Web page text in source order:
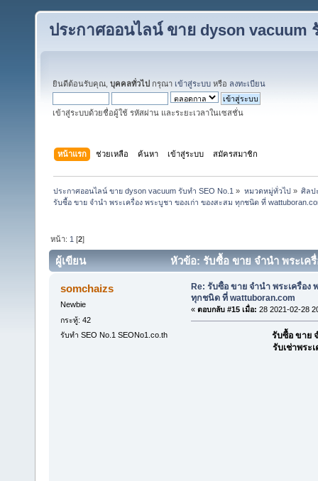
ประกาศออนไลน์ ขาย dyson vacuum
ยินดีต้อนรับคุณ, บุคคลทั่วไป กรุณา เข้าสู่ระบบ หรือ ลงทะเบียน
เข้าสู่ระบบด้วยชื่อผู้ใช้ รหัสผ่าน และระยะเวลาในเซสชั่น
หน้าแรก ช่วยเหลือ ค้นหา เข้าสู่ระบบ สมัครสมาชิก
ประกาศออนไลน์ ขาย dyson vacuum รับทำ SEO No.1 » หมวดหมู่ทั่วไป» ศิลป
รับซื้อ ขาย จำนำ พระเครื่อง พระบูชา ของเก่า ของสะสม ทุกชนิด ที่
หน้า: 1 [2]
ผู้เขียน
หัวข้อ: รับซื้อ ขาย จำนำ พระเค
somchaizs
Newbie
กระทู้: 42
รับทำ SEO No.1 SEONo1.co.th
Re: รับซื้อ ขาย จำนำ พระเครื่อง
ทุกชนิด ที่ wattuboran.com
« ตอบกลับ #15 เมื่อ: 28 2021-02-28
รับซื้อ ขาย
รับเช่าพระ